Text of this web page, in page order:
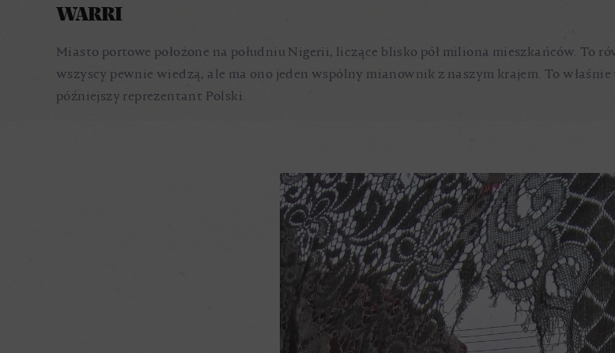
WARRI
Miasto portowe położone na południu Nigerii, liczące blisko pół miliona mieszkańców. To
wszyscy pewnie wiedzą, ale ma ono jeden wspólny mianownik z naszym krajem. To
późniejszy reprezentant Polski.